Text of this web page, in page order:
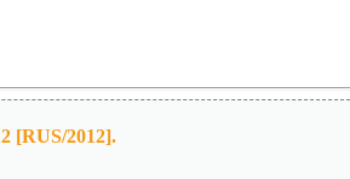
[RUS/2012].